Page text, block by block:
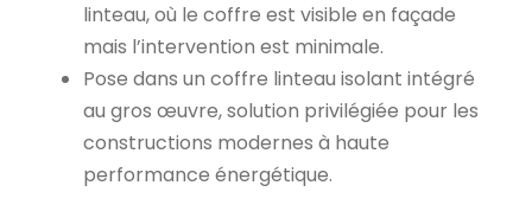
linteau, où le coffre est visible en façade
mais l’intervention est minimale.
Pose dans un coffre linteau isolant intégré
au gros œuvre, solution privilégiée pour les
constructions modernes à haute
performance énergétique.